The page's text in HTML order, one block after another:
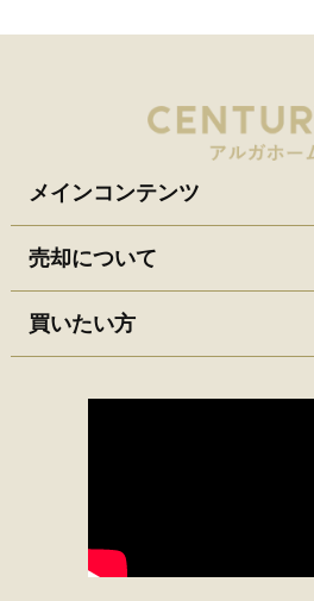
メインコンテンツ
売却について
買いたい方